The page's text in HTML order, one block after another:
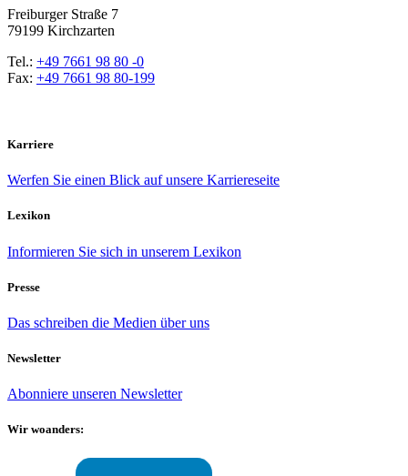
Freiburger Straße 7
79199 Kirchzarten
Tel.: +49 7661 98 80 -0
Fax: +49 7661 98 80-199
Karriere
Werfen Sie einen Blick auf unsere Karriereseite
Lexikon
Informieren Sie sich in unserem Lexikon
Presse
Das schreiben die Medien über uns
Newsletter
Abonniere unseren Newsletter
Wir woanders: